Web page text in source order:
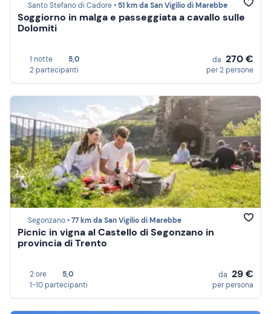
Santo Stefano di Cadore • 51 km da San Vigilio di Marebbe
Soggiorno in malga e passeggiata a cavallo sulle
Dolomiti
1 notte
5,0
2 partecipanti
da 270 €
per 2 persone
Segonzano •77 km da San Vigilio di Marebbe
Picnic in vigna al Castello di Segonzano in
provincia di Trento
2 ore
5,0
1-10 partecipanti
da 29 €
per persona